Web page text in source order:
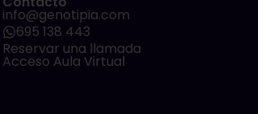
info@genotipia.com
695 138 443
Reservar una llamada
Acceso Aula Virtual